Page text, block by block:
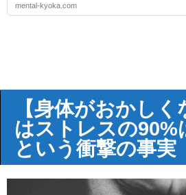
mental-kyoka.com
【身体がおかし
はストレスの90%
という衝撃の事実